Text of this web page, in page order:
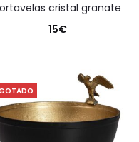
portavelas cristal granate
15€